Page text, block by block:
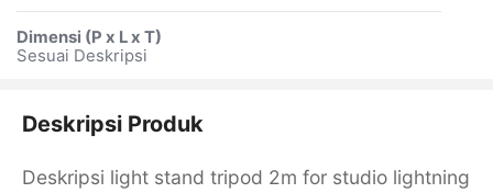
Dimensi (P x L x T)
Sesuai Deskripsi
Deskripsi Produk
Deskripsi light stand tripod 2m for studio lightning